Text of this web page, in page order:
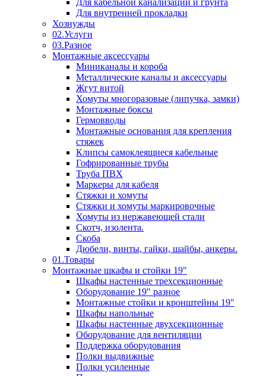
Для кабельной канализации и грунта
Для внутренней прокладки
Хознужды
02.Услуги
03.Разное
Монтажные аксессуары
Миниканалы и короба
Металлические каналы и аксессуары
Жгут витой
Хомуты многоразовые (липучка, замки)
Монтажные боксы
Гермовводы
Монтажные основания для крепления
стяжек
Клипсы самоклеящиеся кабельные
Гофрированные трубы
Труба ПВХ
Маркеры для кабеля
Стяжки и хомуты
Стяжки и хомуты маркировочные
Хомуты из нержавеющей стали
Скотч, изолента.
Скоба
Дюбели, винты, гайки, шайбы, анкеры.
01.Товары
Монтажные шкафы и стойки 19"
Шкафы настенные трехсекционные
Оборудование 19" разное
Монтажные стойки и кронштейны 19"
Шкафы напольные
Шкафы настенные двухсекционные
Оборудование для вентиляции
Поддержка оборудования
Полки выдвижные
Полки усиленные